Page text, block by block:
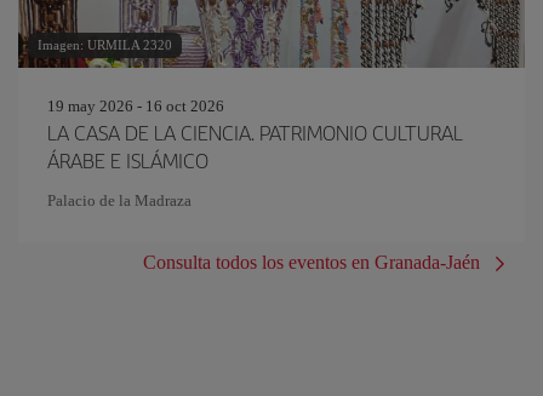
Imagen: URMILA 2320
19 may 2026 - 16 oct 2026
LA CASA DE LA CIENCIA. PATRIMONIO CULTURAL
ÁRABE E ISLÁMICO
Palacio de la Madraza
Consulta todos los eventos en Granada-Jaén